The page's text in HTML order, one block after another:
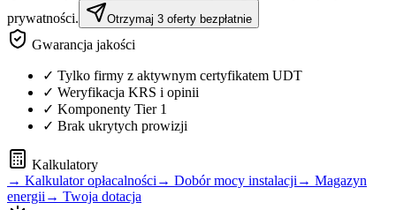
prywatności.
Otrzymaj 3 oferty bezpłatnie
Gwarancja jakości
✓ Tylko firmy z aktywnym certyfikatem UDT
✓ Weryfikacja KRS i opinii
✓ Komponenty Tier 1
✓ Brak ukrytych prowizji
Kalkulatory
→ Kalkulator opłacalności → Dobór mocy instalacji → Magazyn
energii → Twoja dotacja